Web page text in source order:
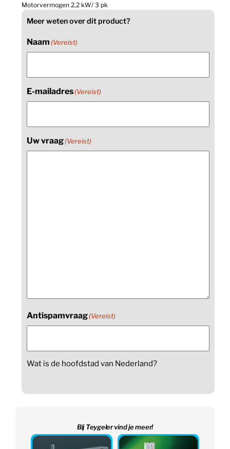
Motorvermogen 2,2 kW/ 3 pk
Meer weten over dit product?
Naam (Vereist)
E-mailadres(Vereist)
Uw vraag(Vereist)
Antispamvraag(Vereist)
Wat is de hoofdstad van Nederland?
Bij Teygeler vind je meer!